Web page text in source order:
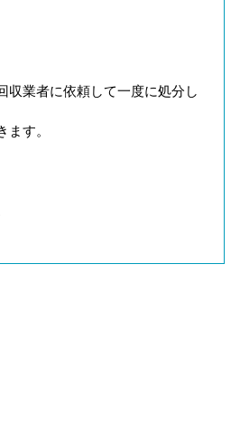
収業者に依頼して一度に処分し
す。